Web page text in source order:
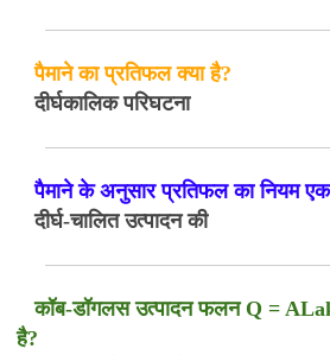
पैमाने का प्रतिफल क्या है?
दीर्घकालिक परिघटना
पैमाने के अनुसार प्रतिफल का नियम
दीर्घ-चालित उत्पादन की
कॉब-डॉगलस उत्पादन फलन Q =
है?